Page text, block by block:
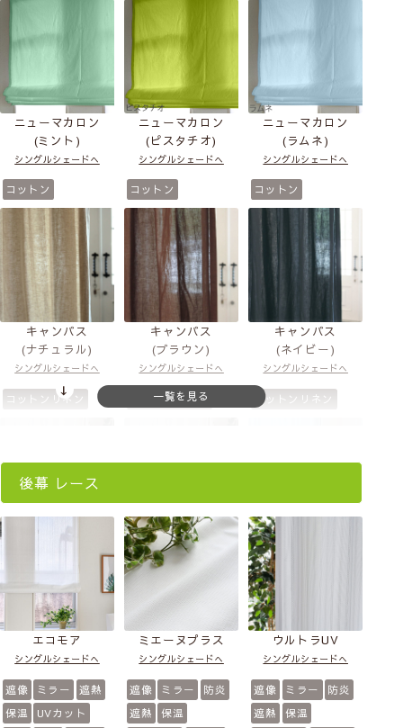
ニューマカロン
(ミント)
シングルシェードへ
コットン
ニューマカロン
(ピスタチオ)
シングルシェードへ
コットン
ニューマカロン
(ラムネ)
シングルシェードへ
コットン
キャンバス
(ナチュラル)
シングルシェードへ
コットンリネン
キャンバス
(ブラウン)
シングルシェードへ
コットンリネン
キャンバス
(ネイビー)
シングルシェードへ
コットンリネン
パレット
天然素材風ポリ
防炎 洗濯機
パレット
(ブラウン)
天然素材風ポリ
防炎 洗濯機
(アンティークブル
シングルシェードへ
天然素材風ポリ
防炎
洗濯機
後幕 レース
エコモア
シングルシェードへ
遮像 ミラー
遮熱
保温
UVカット
ミエーヌプラス
シングルシェードへ
遮像 ミラー
防炎
遮熱
保温
ウルトラUV
シングルシェードへ
遮像 ミラー
防炎
遮熱
保温